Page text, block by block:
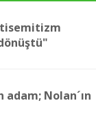
adam; Nolan´ın